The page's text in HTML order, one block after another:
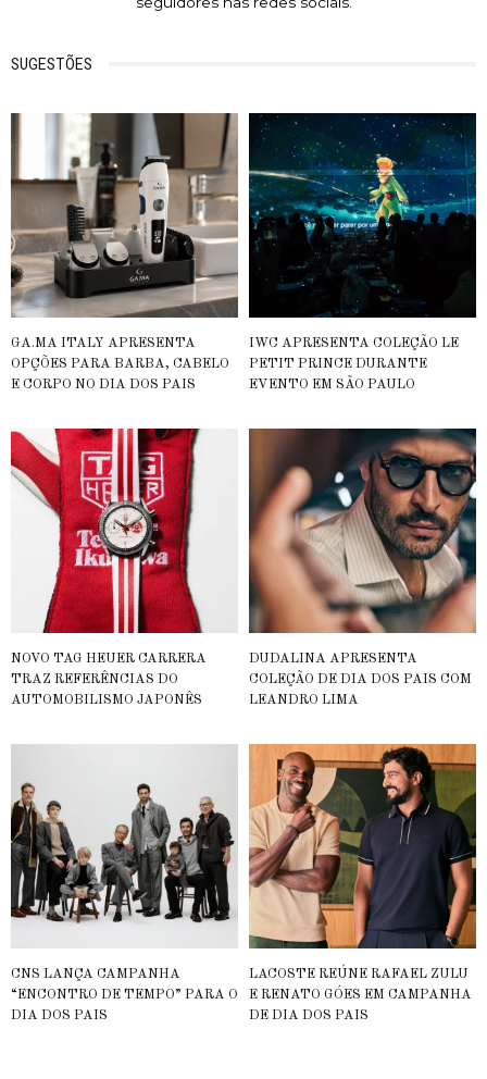
SUGESTÕES
GA.MA ITALY APRESENTA
OPÇÕES PARA BARBA, CABELO
E CORPO NO DIA DOS PAIS
IWC APRESENTA COLEÇÃO LE
PETIT PRINCE DURANTE
EVENTO EM SÃO PAULO
NOVO TAG HEUER CARRERA
TRAZ REFERÊNCIAS DO
AUTOMOBILISMO JAPONÊS
DUDALINA APRESENTA
COLEÇÃO DE DIA DOS PAIS COM
LEANDRO LIMA
CNS LANÇA CAMPANHA
“ENCONTRO DE TEMPO” PARA O
DIA DOS PAIS
LACOSTE REÚNE RAFAEL ZULU
E RENATO GÓES EM CAMPANHA
DE DIA DOS PAIS